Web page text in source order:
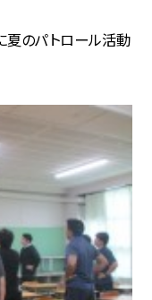
夏のパトロール活動